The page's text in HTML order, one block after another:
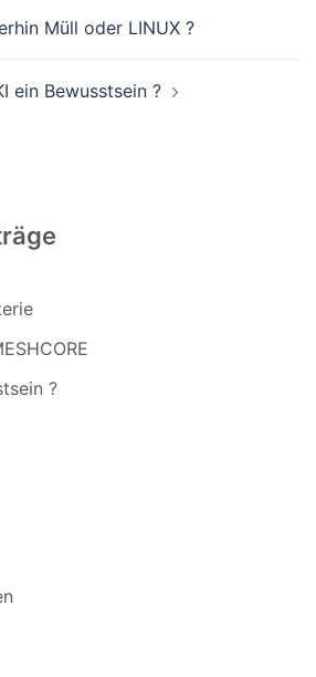
Müll oder LINUX ?
ein Bewusstsein ?
?